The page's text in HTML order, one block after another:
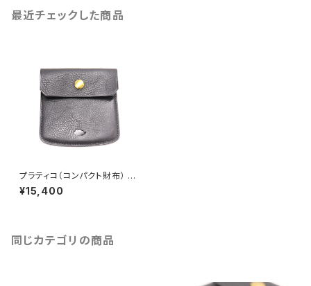
最近チェックした商品
プラティコ（コンパクト財布） サ
イドラインストレート改（ブラック
ステッチ） 総手縫い仕上げ
¥15,400
同じカテゴリの商品